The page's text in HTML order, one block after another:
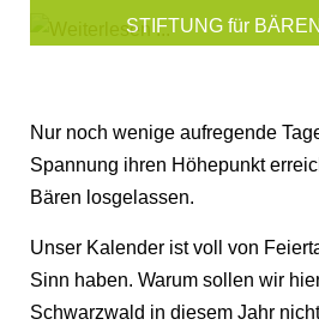
STIFTUNG für
Nur noch wenige aufregende
Spannung ihren Höhepunkt
Bären losgelassen.
Unser Kalender ist voll von
Sinn haben. Warum sollen wir
Schwarzwald in diesem Jahr